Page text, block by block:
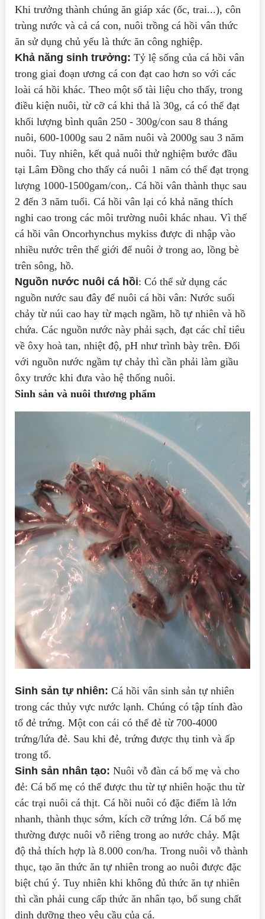
Khi trưởng thành chúng ăn giáp xác (ốc, trai...), côn
trùng nước và cả cá con, nuôi trồng cá hồi vân thức
ăn sử dụng chủ yếu là thức ăn công nghiệp.
Khả năng sinh trưởng: Tỷ lệ sống của cá hồi vân
trong giai đoạn ương cá con đạt cao hơn so với các
loài cá hồi khác. Theo một số tài liệu cho thấy, trong
điều kiện nuôi, từ cỡ cá khi thả là 30g, cá có thể đạt
khối lượng bình quân 250 - 300g/con sau 8 tháng
nuôi, 600-1000g sau 2 năm nuôi và 2000g sau 3 năm
nuôi. Tuy nhiên, kết quả nuôi thử nghiệm bước đầu
tại Lâm Đồng cho thấy cá nuôi 1 năm có thể đạt trọng
lượng 1000-1500gam/con,. Cá hồi vân thành thục sau
2 đến 3 năm tuổi. Cá hồi vân lại có khả năng thích
nghi cao trong các môi trường nuôi khác nhau. Vì thế
cá hồi vân Oncorhynchus mykiss được di nhập vào
nhiều nước trên thế giới để nuôi ở trong ao, lồng bè
trên sông, hồ.
Nguồn nước nuôi cá hồi: Có thể sử dụng các
nguồn nước sau đây để nuôi cá hồi vân: Nước suối
chảy từ núi cao hay từ mạch ngầm, hồ tự nhiên và hồ
chứa. Các nguồn nước này phải sạch, đạt các chỉ tiêu
về ôxy hoà tan, nhiệt độ, pH như trình bày trên. Đối
với nguồn nước ngầm tự chảy thì cần phải làm giầu
ôxy trước khi đưa vào hệ thống nuôi.
Sinh sản và nuôi thương phẩm
Sinh sản tự nhiên: Cá hồi vân sinh sản tự nhiên
trong các thủy vực nước lạnh. Chúng có tập tính đào
tổ đẻ trứng. Một con cái có thể đẻ từ 700-4000
trứng/lứa đẻ. Sau khi đẻ, trứng được thụ tinh và ấp
trong tổ.
Sinh sản nhân tạo: Nuôi vỗ đàn cá bố mẹ và cho
đẻ: Cá bố mẹ có thể được thu từ tự nhiên hoặc thu từ
các trại nuôi cá thịt. Cá hồi nuôi có đặc điểm là lớn
nhanh, thành thục sớm, kích cỡ trứng lớn. Cá bố mẹ
thường được nuôi vỗ riêng trong ao nước chảy. Mật
độ thả thích hợp là 8.000 con/ha. Trong nuôi vỗ thành
thục, tạo ăn thức ăn tự nhiên trong ao nuôi được đặc
biệt chú ý. Tuy nhiên khi không đủ thức ăn tự nhiên
thì cần phải cung cấp thức ăn nhân tạo, bổ sung chất
dinh dưỡng theo yêu cầu của cá.